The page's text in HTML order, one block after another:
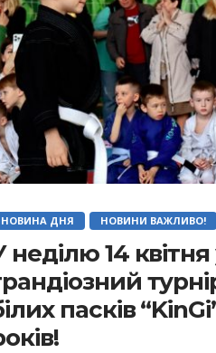
НОВИНА ДНЯ НОВИНИ ВАЖЛИВО!
неділю 14
пасків